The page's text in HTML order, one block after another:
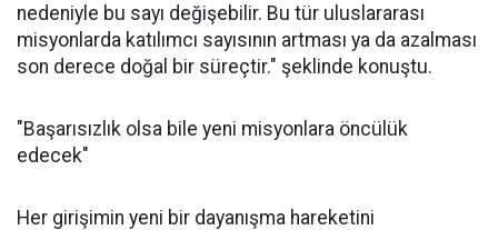
nedeniyle bu sayı değişebilir. Bu tür uluslararası
misyonlarda katılımcı sayısının artması ya da azalması
son derece doğal bir süreçtir." şeklinde konuştu.
"Başarısızlık olsa bile yeni misyonlara öncülük
edecek"
Her girişimin yeni bir dayanışma hareketini